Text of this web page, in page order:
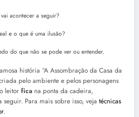
acontecer a seguir?
e o que é uma ilusão?
do que não se pode ver ou entender.
história “A Assombração da Casa da
pelo ambiente e pelos personagens
leitor fica na ponta da cadeira,
Para mais sobre isso, veja técnicas
.